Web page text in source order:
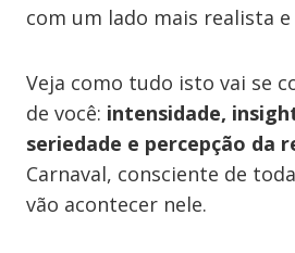
com um lado mais realista e
Veja como tudo isto vai se
de você: intensidade,
seriedade e percepção da
Carnaval, consciente de
vão acontecer nele.